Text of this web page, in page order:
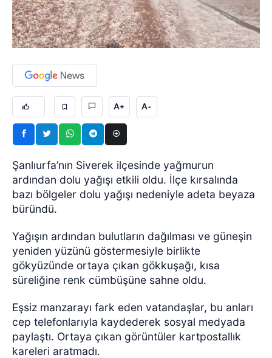
A+ A-
Şanlıurfa’nın Siverek ilçesinde yağmurun
ardından dolu yağışı etkili oldu. İlçe kırsalında
bazı bölgeler dolu yağışı nedeniyle adeta beyaza
büründü.
Yağışın ardından bulutların dağılması ve güneşin
yeniden yüzünü göstermesiyle birlikte
gökyüzünde ortaya çıkan gökkuşağı, kısa
süreliğine renk cümbüşüne sahne oldu.
Eşsiz manzarayı fark eden vatandaşlar, bu anları
cep telefonlarıyla kaydederek sosyal medyada
paylaştı. Ortaya çıkan görüntüler kartpostallık
kareleri aratmadı.